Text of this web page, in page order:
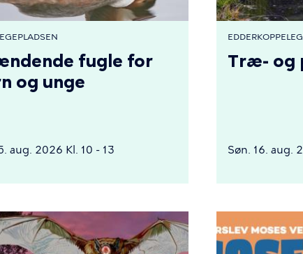
fugle for
og unge
aug. 2026 Kl. 10 - 13
Træ- og
Søn. 16. aug.